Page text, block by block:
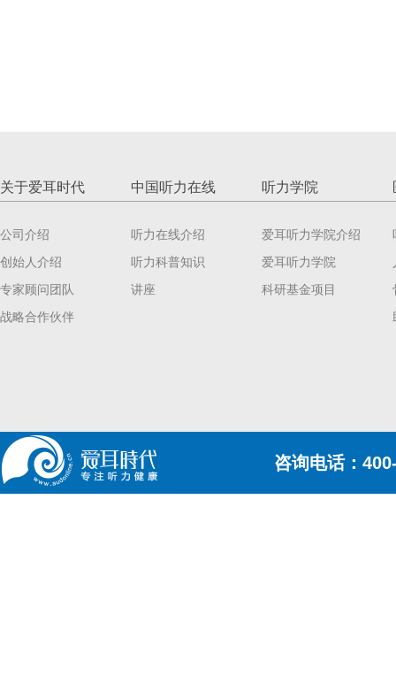
关于爱耳时代 中国听力在线 听力学院
公司介绍
创始人介绍
专家顾问团队
战略合作伙伴
听力在线介绍
听力科普知识
讲座
爱耳听力学院介绍
爱耳听力学院
科研基金项目
咨询电话：